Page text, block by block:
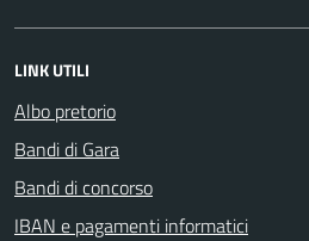
LINK UTILI
Albo pretorio
Bandi di Gara
Bandi di concorso
IBAN e pagamenti informatici